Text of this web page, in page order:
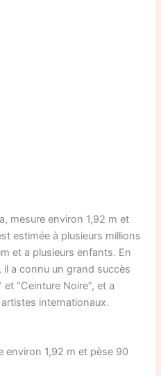
mesure environ 1,92 m et
estimée à plusieurs millions
et a plusieurs enfants. En
a connu un grand succès
“Ceinture Noire”, et a
internationaux.
environ 1,92 m et pèse 90